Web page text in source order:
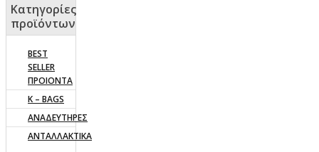
Κατηγορίες
προϊόντων
BEST
SELLER
ΠΡΟΙΟΝΤΑ
K – BAGS
ΑΝΑΔΕΥΤΗΡΕΣ
ΑΝΤΑΛΛΑΚΤΙΚΑ